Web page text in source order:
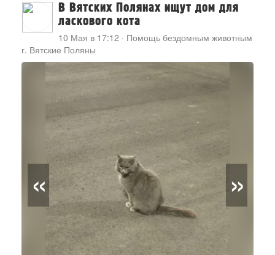
В Вятских Полянах ищут дом для
ласкового кота
10 Мая в 17:12 · Помощь бездомным животным
г. Вятские Поляны
« »